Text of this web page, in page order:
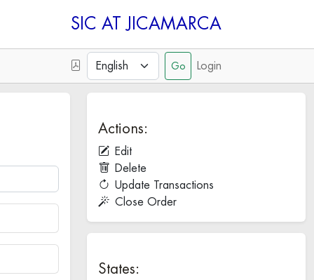
SIC
Login
Actions:
Edit
Delete
Update Transactions
Close Order
States: